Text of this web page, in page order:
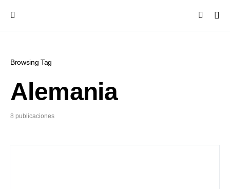
Browsing Tag
Alemania
8 publicaciones